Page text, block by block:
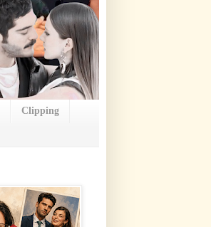
Clipping